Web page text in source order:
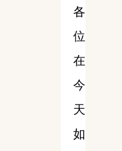
各
位
在
今
天
如